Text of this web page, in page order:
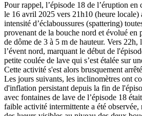
Pour rappel, l’épisode 18 de l’éruption
le 16 avril 2025 vers 21h10 (heure locale)
intensité d’éclaboussures (spattering)
provenant de la bouche nord et évolué en
de dôme de 3 à 5 m de hauteur. Vers 22h,
l’évent nord, marquant le début de
petite coulée de lave qui s’est étalée sur
Cette activité s'est alors brusquement
Les jours suivants, les inclinomètres ont
d'inflation persistant depuis la fin de
avec fontaines de lave de l’épisode 18
faible activité intermittente a été